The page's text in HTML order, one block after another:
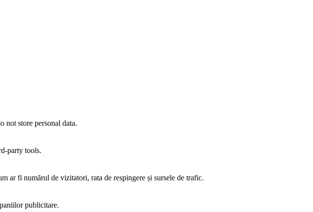
not store personal data.
party tools.
ar fi numărul de vizitatori, rata de respingere și sursele de trafic.
publicitare.